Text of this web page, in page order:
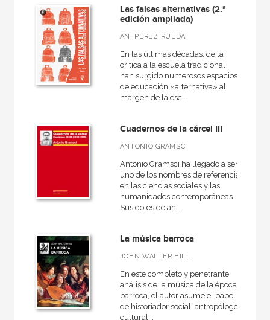
MATERIAS
Actualidad
Ciencias humanas y sociales
Ciencias naturales y técnicas
No - Ficción
Texto escolar
NUESTROS FORMATOS
Cartoné
Ebook
Las falsas alternativas (2.ª
edición ampliada)
ANI PÉREZ RUEDA
En las últimas décadas, de la
crítica a la escuela tradicional
han surgido numerosos espacios
de educación «alternativa» al
margen de la esc...
Cuadernos de la cárcel III
ANTONIO GRAMSCI
Antonio Gramsci ha llegado a ser
uno de los nombres de referencia
en las ciencias sociales y las
humanidades contemporáneas.
Sus dotes de an...
La música barroca
JOHN WALTER HILL
En este completo y penetrante
análisis de la música de la época
barroca, el autor asume el papel
de historiador social, antropólogo
cultural...